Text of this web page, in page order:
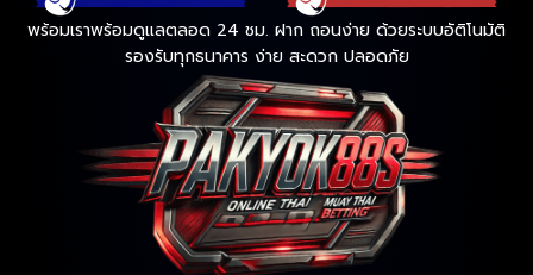
พร้อมเราพร้อมดูแลตลอด 24 ชม. ฝาก ถอนง่าย ด้วยระบบอัติโนมัติ
รองรับทุกธนาคาร ง่าย สะดวก ปลอดภัย